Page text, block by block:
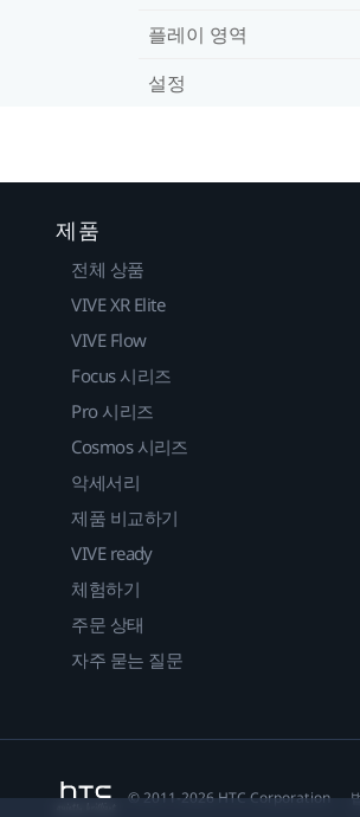
플레이 영역
설정
제품
전체 상품
VIVE XR Elite
VIVE Flow
Focus 시리즈
Pro 시리즈
Cosmos 시리즈
악세서리
제품 비교하기
VIVE ready
체험하기
주문 상태
자주 묻는 질문
© 2011-2026 HTC Corporation